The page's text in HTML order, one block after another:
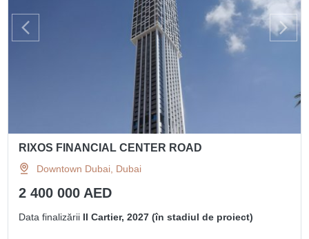
RIXOS FINANCIAL CENTER ROAD
Downtown Dubai, Dubai
2 400 000 AED
Data finalizării II Cartier, 2027 (în stadiul de proiect)